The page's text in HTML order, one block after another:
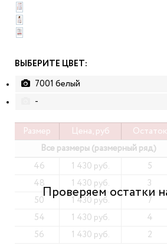
ВЫБЕРИТЕ ЦВЕТ:
7001 белый
-
Размер Цена, руб Остаток
Все размеры (размерный ряд)
46 1 430 руб. 5
48 1 430 руб. 3
50 1 430 руб. 7
54 1 430 руб. 4
56 1 430 руб. 2